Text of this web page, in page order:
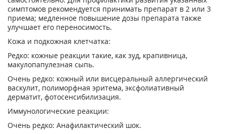
симптомов рекомендуется принимать препарат в 2 или 3
приема; медленное повышение дозы препарата также
улучшает его переносимость.
Кожа и подкожная клетчатка:
Редко: кожные реакции такие, как зуд, крапивница,
макулопапулезная сыпь.
Очень редко: кожный или висцеральный аллергический
васкулит, полиморфная эритема, эксфолиативный
дерматит, фотосенсибилизация.
Иммунологические реакции:
Очень редко: Анафилактический шок.